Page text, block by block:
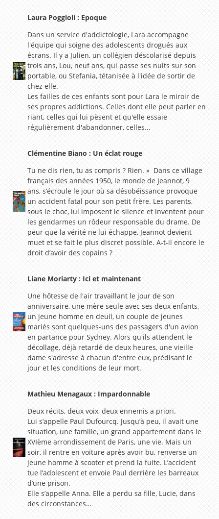
Laura Poggioli : Epoque
Dans un service d'addictologie, Lara accompagne
l'équipe qui soigne des adolescents drogués aux
écrans. Il y a Julien, un collégien déscolarisé depuis
trois ans, Lou, neuf ans, qui passe ses nuits sur son
portable, ou Stefania, tétanisée à l'idée de sortir de
chez elle.
Les failles de ces enfants sont pour Lara le miroir de
ses propres addictions. Celles dont elle peut parler en
riant, celles qui lui pèsent et qu'elle essaie
régulièrement d'abandonner, celles...
Clémentine Biano : Un éclat rouge
Tu ne dis rien, tu as compris ? Rien. » Dans ce village
français des années 1950, le monde de Jeannot, 9
ans, s’écroule le jour où sa désobéissance provoque
un accident fatal pour son petit frère. Les parents,
sous le choc, lui imposent le silence et inventent pour
les gendarmes un rôdeur responsable du drame. De
peur que la vérité ne lui échappe, Jeannot devient
muet et se fait le plus discret possible. A-t-il encore le
droit d’avoir des copains ?
Liane Moriarty : Ici et maintenant
Une hôtesse de l'air travaillant le jour de son
anniversaire, une mère seule avec ses deux enfants,
un jeune homme en deuil, un couple de jeunes
mariés sont quelques-uns des passagers d'un avion
en partance pour Sydney. Alors qu'ils attendent le
décollage, déjà retardé de deux heures, une vieille
dame s'adresse à chacun d'entre eux, prédisant le
jour et les conditions de leur mort.
Mathieu Menagaux : Impardonnable
Deux récits, deux voix, deux ennemis a priori.
Lui s’appelle Paul Dufourcq. Jusqu’à peu, il avait une
situation, une famille, un grand appartement dans le
XVIème arrondissement de Paris, une vie. Mais un
soir, il rentre en voiture après avoir bu, renverse un
jeune homme à scooter et prend la fuite. L’accident
tue l’adolescent et envoie Paul derrière les barreaux
d’une prison.
Elle s’appelle Anna. Elle a perdu sa fille, Lucie, dans
des circonstances…